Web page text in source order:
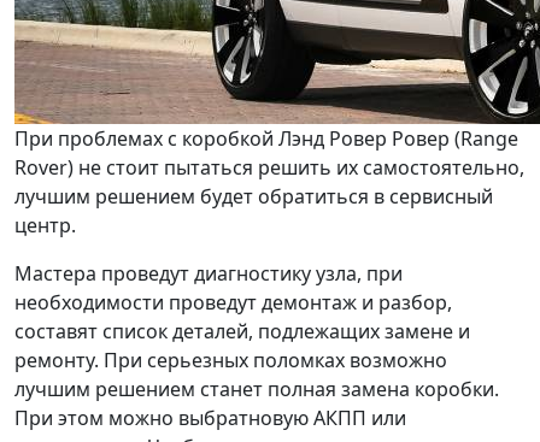
При проблемах с коробкой Лэнд Ровер Ровер (Range
Rover) не стоит пытаться решить их самостоятельно,
лучшим решением будет обратиться в сервисный
центр.
Мастера проведут диагностику узла, при
необходимости проведут демонтаж и разбор,
составят список деталей, подлежащих замене и
ремонту. При серьезных поломках возможно
лучшим решением станет полная замена коробки.
При этом можно выбратновую АКПП или